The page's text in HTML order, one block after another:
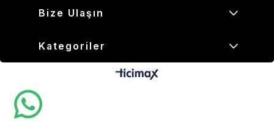
Bize Ulaşın
Kategoriler